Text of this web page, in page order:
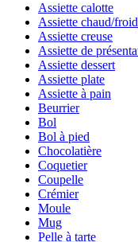
Assiette calotte
Assiette chaud/froid
Assiette creuse
Assiette de
Assiette dessert
Assiette plate
Assiette à pain
Beurrier
Bol
Bol à pied
Chocolatière
Coquetier
Coupelle
Crémier
Moule
Mug
Pelle à tarte